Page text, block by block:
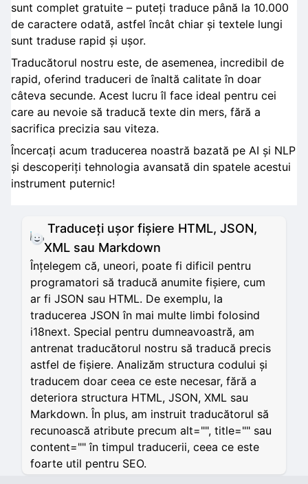
sunt complet gratuite – puteți traduce până la 10.000
de caractere odată, astfel încât chiar și textele lungi
sunt traduse rapid și ușor.
Traducătorul nostru este, de asemenea, incredibil de
rapid, oferind traduceri de înaltă calitate în doar
câteva secunde. Acest lucru îl face ideal pentru cei
care au nevoie să traducă texte din mers, fără a
sacrifica precizia sau viteza.
Încercați acum traducerea noastră bazată pe AI și NLP
și descoperiți tehnologia avansată din spatele acestui
instrument puternic!
Traduceți ușor fișiere HTML, JSON,
XML sau Markdown
Înțelegem că, uneori, poate fi dificil pentru
programatori să traducă anumite fișiere, cum
ar fi JSON sau HTML. De exemplu, la
traducerea JSON în mai multe limbi folosind
i18next. Special pentru dumneavoastră, am
antrenat traducătorul nostru să traducă precis
astfel de fișiere. Analizăm structura codului și
traducem doar ceea ce este necesar, fără a
deteriora structura HTML, JSON, XML sau
Markdown. În plus, am instruit traducătorul să
recunoască atribute precum alt="", title="" sau
content="" în timpul traducerii, ceea ce este
foarte util pentru SEO.